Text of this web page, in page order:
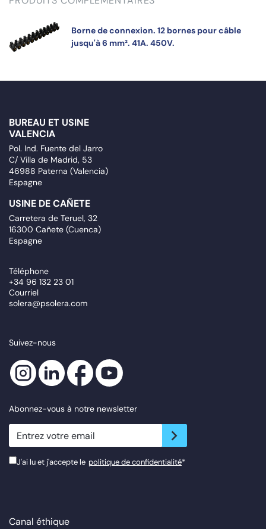
Borne de connexion. 12 bornes pour câble
jusqu'à 6 mm². 41A. 450V.
BUREAU ET USINE
VALENCIA
Pol. Ind. Fuente del Jarro
C/ Villa de Madrid, 53
46988 Paterna (Valencia)
Espagne
USINE DE CAÑETE
Carretera de Teruel, 32
16300 Cañete (Cuenca)
Espagne
Téléphone
+34 96 132 23 01
Courriel
solera@psolera.com
Suivez-nous
Abonnez-vous à notre newsletter
newsletter.suscribe
J'ai lu et j'accepte le politique de confidentialité*
Canal éthique